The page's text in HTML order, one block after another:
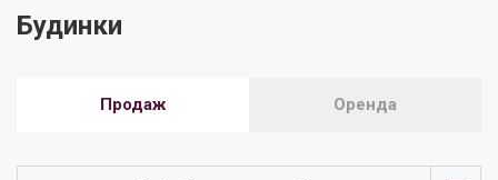
Будинки
Продаж Оренда